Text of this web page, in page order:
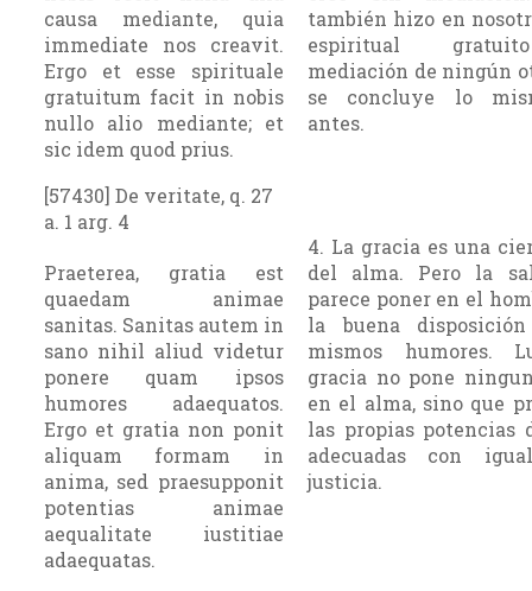
causa mediante, quia
immediate nos creavit.
Ergo et esse spirituale
gratuitum facit in nobis
nullo alio mediante; et
sic idem quod prius.
también hizo en
espiritual
mediación de ningún
se concluye lo
antes.
[57430] De veritate, q. 27
a. 1 arg. 4
Praeterea, gratia est
quaedam animae
sanitas. Sanitas autem in
sano nihil aliud videtur
ponere quam ipsos
humores adaequatos.
Ergo et gratia non ponit
aliquam formam in
anima, sed praesupponit
potentias animae
aequalitate iustitiae
adaequatas.
4. La gracia es una
del alma. Pero la
parece poner en el
la buena
mismos humores.
gracia no pone
en el alma, sino que
las propias potencias
adecuadas con
justicia.